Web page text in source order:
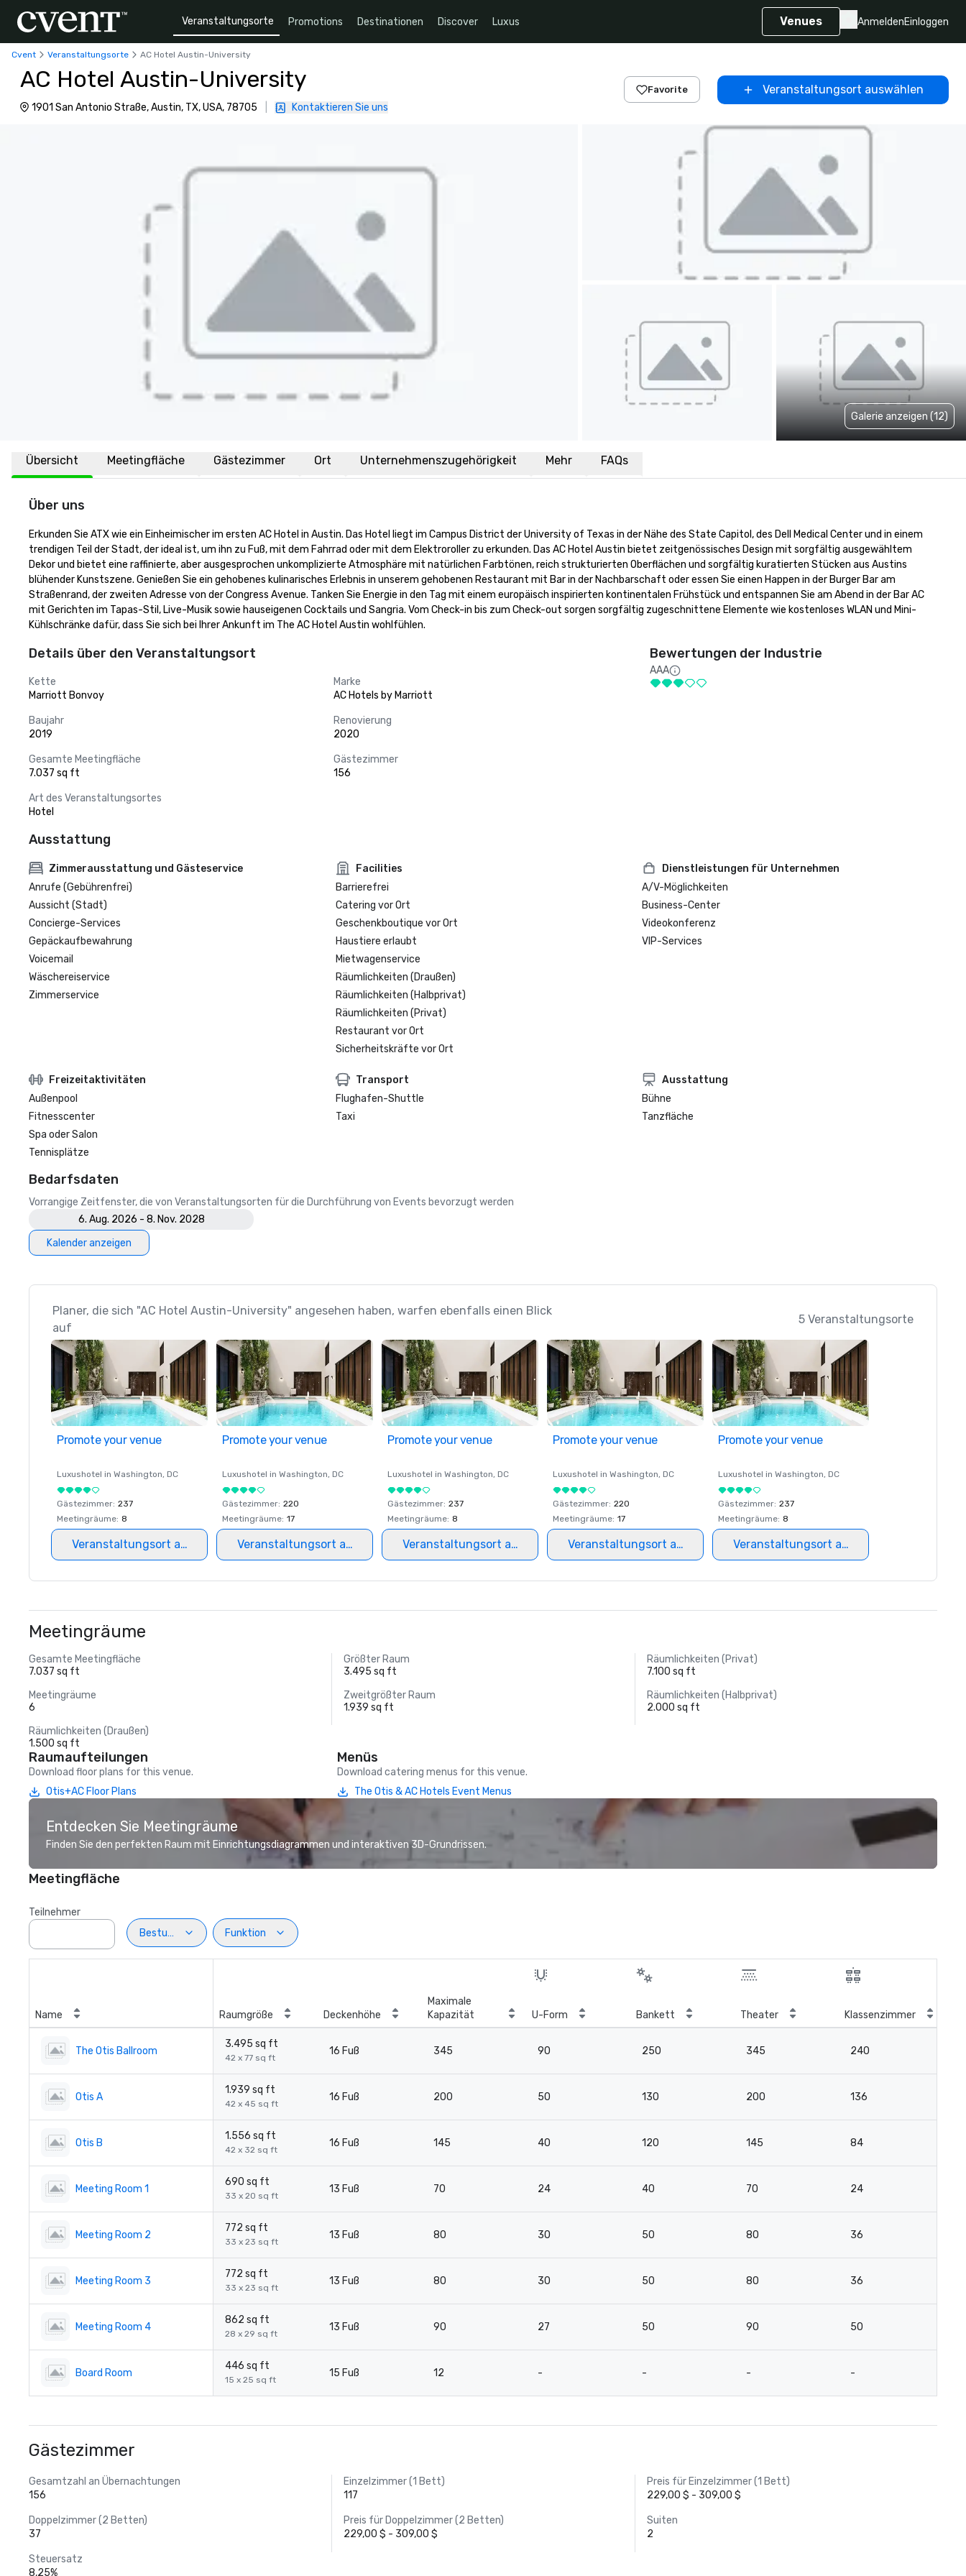
Veranstaltungsorte Promotions Destinationen Discover Luxus Venues AnmeldenEinloggen
Cvent Veranstaltungsorte AC Hotel Austin-University
AC Hotel Austin-University
1901 San Antonio Straße, Austin, TX, USA, 78705 Kontaktieren Sie uns
Favorite Veranstaltungsort auswählen
Galerie anzeigen (12)
Übersicht Meetingfläche Gästezimmer Ort Unternehmenszugehörigkeit Mehr FAQs
Über uns
Erkunden Sie ATX wie ein Einheimischer im ersten AC Hotel in Austin. Das Hotel liegt im Campus District der University of Texas in der Nähe des State Capitol, des Dell Medical Center und in einem
trendigen Teil der Stadt, der ideal ist, um ihn zu Fuß, mit dem Fahrrad oder mit dem Elektroroller zu erkunden. Das AC Hotel Austin bietet zeitgenössisches Design mit sorgfältig ausgewähltem
Dekor und bietet eine raffinierte, aber ausgesprochen unkomplizierte Atmosphäre mit natürlichen Farbtönen, reich strukturierten Oberflächen und sorgfältig kuratierten Stücken aus Austins
blühender Kunstszene. Genießen Sie ein gehobenes kulinarisches Erlebnis in unserem gehobenen Restaurant mit Bar in der Nachbarschaft oder essen Sie einen Happen in der Burger Bar am
Straßenrand, der zweiten Adresse von der Congress Avenue. Tanken Sie Energie in den Tag mit einem europäisch inspirierten kontinentalen Frühstück und entspannen Sie am Abend in der Bar AC
mit Gerichten im Tapas-Stil, Live-Musik sowie hauseigenen Cocktails und Sangria. Vom Check-in bis zum Check-out sorgen sorgfältig zugeschnittene Elemente wie kostenloses WLAN und Mini-
Kühlschränke dafür, dass Sie sich bei Ihrer Ankunft im The AC Hotel Austin wohlfühlen.
Details über den Veranstaltungsort
Kette
Marriott Bonvoy
Marke
AC Hotels by Marriott
Baujahr
2019
Renovierung
2020
Gesamte Meetingfläche
7.037 sq ft
Gästezimmer
156
Art des Veranstaltungsortes
Hotel
Bewertungen der Industrie
AAA
Ausstattung
Zimmerausstattung und Gästeservice
Anrufe (Gebührenfrei)
Aussicht (Stadt)
Concierge-Services
Gepäckaufbewahrung
Voicemail
Wäschereiservice
Zimmerservice
Facilities
Barrierefrei
Catering vor Ort
Geschenkboutique vor Ort
Haustiere erlaubt
Mietwagenservice
Räumlichkeiten (Draußen)
Räumlichkeiten (Halbprivat)
Räumlichkeiten (Privat)
Restaurant vor Ort
Sicherheitskräfte vor Ort
Dienstleistungen für Unternehmen
A/V-Möglichkeiten
Business-Center
Videokonferenz
VIP-Services
Freizeitaktivitäten
Außenpool
Fitnesscenter
Spa oder Salon
Tennisplätze
Transport
Flughafen-Shuttle
Taxi
Ausstattung
Bühne
Tanzfläche
Bedarfsdaten
Vorrangige Zeitfenster, die von Veranstaltungsorten für die Durchführung von Events bevorzugt werden
6. Aug. 2026 - 8. Nov. 2028
Kalender anzeigen
Planer, die sich "AC Hotel Austin-University" angesehen haben, warfen ebenfalls einen Blick
auf
5 Veranstaltungsorte
Promote your venue
Luxushotel in Washington, DC
Gästezimmer: 237
Meetingräume: 8
Veranstaltungsort auswählen
Promote your venue
Luxushotel in Washington, DC
Gästezimmer: 220
Meetingräume: 17
Veranstaltungsort auswählen
Promote your venue
Luxushotel in Washington, DC
Gästezimmer: 237
Meetingräume: 8
Veranstaltungsort auswählen
Promote your venue
Luxushotel in Washington, DC
Gästezimmer: 220
Meetingräume: 17
Veranstaltungsort auswählen
Promote your venue
Luxushotel in Washington, DC
Gästezimmer: 237
Meetingräume: 8
Veranstaltungsort auswählen
Meetingräume
Gesamte Meetingfläche
7.037 sq ft
Größter Raum
3.495 sq ft
Räumlichkeiten (Privat)
7.100 sq ft
Meetingräume
6
Zweitgrößter Raum
1.939 sq ft
Räumlichkeiten (Halbprivat)
2.000 sq ft
Räumlichkeiten (Draußen)
1.500 sq ft
Raumaufteilungen
Download floor plans for this venue.
Otis+AC Floor Plans
Menüs
Download catering menus for this venue.
The Otis & AC Hotels Event Menus
Entdecken Sie Meetingräume
Finden Sie den perfekten Raum mit Einrichtungsdiagrammen und interaktiven 3D-Grundrissen.
Meetingfläche
Teilnehmer
Bestuhlung
Funktion
Name Raumgröße Deckenhöhe
Maximale
Kapazität
U-Form Bankett Theater Klassenzimmer
The Otis Ballroom
3.495 sq ft
42 x 77 sq ft
16 Fuß 345 90 250 345 240
Otis A
1.939 sq ft
42 x 45 sq ft
16 Fuß 200 50 130 200 136
Otis B
1.556 sq ft
42 x 32 sq ft
16 Fuß 145 40 120 145 84
Meeting Room 1
690 sq ft
33 x 20 sq ft
13 Fuß 70 24 40 70 24
Meeting Room 2
772 sq ft
33 x 23 sq ft
13 Fuß 80 30 50 80 36
Meeting Room 3
772 sq ft
33 x 23 sq ft
13 Fuß 80 30 50 80 36
Meeting Room 4
862 sq ft
28 x 29 sq ft
13 Fuß 90 27 50 90 50
Board Room
446 sq ft
15 x 25 sq ft
15 Fuß 12 - - - -
Gästezimmer
Gesamtzahl an Übernachtungen
156
Einzelzimmer (1 Bett)
117
Preis für Einzelzimmer (1 Bett)
229,00 $ - 309,00 $
Doppelzimmer (2 Betten)
37
Preis für Doppelzimmer (2 Betten)
229,00 $ - 309,00 $
Suiten
2
Steuersatz
8,25%